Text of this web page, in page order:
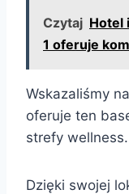
Czytaj Hotel
1 oferuje
Wskazaliśmy
oferuje ten
strefy wellness.
Dzięki swojej